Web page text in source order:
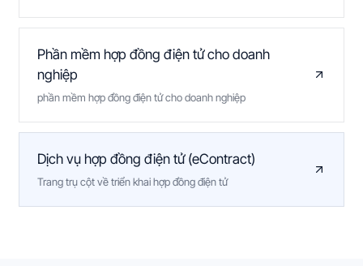
Phần mềm hợp đồng điện tử cho doanh
nghiệp
phần mềm hợp đồng điện tử cho doanh nghiệp
Dịch vụ hợp đồng điện tử (eContract)
Trang trụ cột về triển khai hợp đồng điện tử